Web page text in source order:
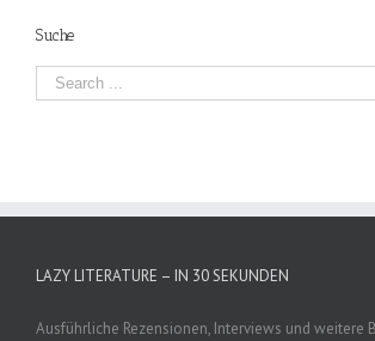
Suche
LAZY LITERATURE – IN 30 SEKUNDEN
Ausführliche Rezensionen, Interviews und weitere